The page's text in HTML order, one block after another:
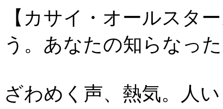
【カサイ・オールスタ
う。あなたの知らなっ
ざわめく声、熱気。人